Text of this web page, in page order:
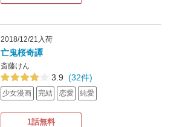
2018/12/21入荷
亡鬼桜奇譚
斎藤けん
3.9 (32件)
少女漫画 完結 恋愛 純愛
1話無料